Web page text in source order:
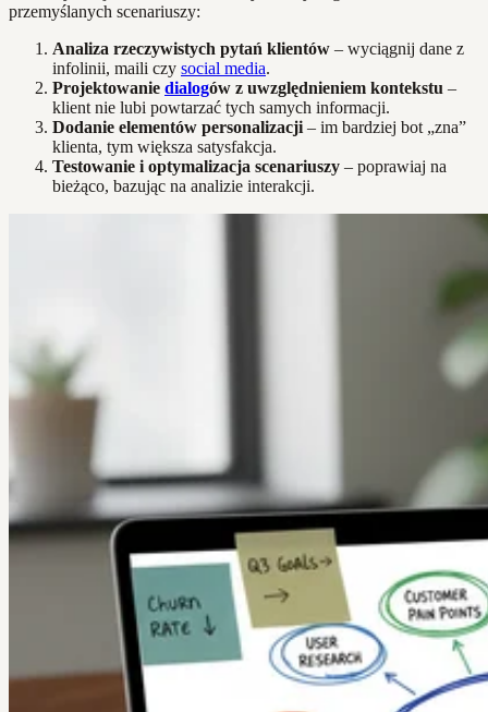
przemyślanych scenariuszy:
Analiza rzeczywistych pytań klientów – wyciągnij dane z
infolinii, maili czy social media.
Projektowanie dialogów z uwzględnieniem kontekstu –
klient nie lubi powtarzać tych samych informacji.
Dodanie elementów personalizacji – im bardziej bot „zna”
klienta, tym większa satysfakcja.
Testowanie i optymalizacja scenariuszy – poprawiaj na
bieżąco, bazując na analizie interakcji.